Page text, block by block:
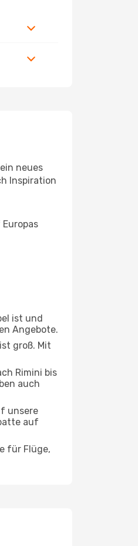
neues
Inspiration
ist und
Angebote.
groß. Mit
Rimini bis
auch
unsere
auf
für Flüge,